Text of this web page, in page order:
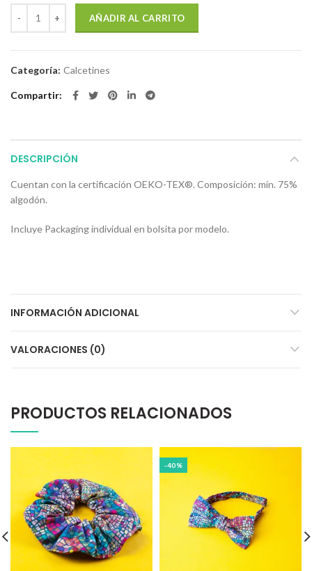
AÑADIR AL CARRITO
Categoría: Calcetines
Compartir
DESCRIPCIÓN
Cuentan con la certificación OEKO-TEX®. Composición: mín. 75%
algodón.
Incluye Packaging individual en bolsita por modelo.
INFORMACIÓN ADICIONAL
VALORACIONES (0)
PRODUCTOS RELACIONADOS
-40%